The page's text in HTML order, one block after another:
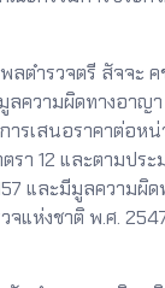
ำรวจตรี สัจจะ ค
ลความผิดทางอา
ารเสนอราคาต่อห
รา 12 และตามปร
และมีมูลความผิ
แห่งชาติ พ.ศ.